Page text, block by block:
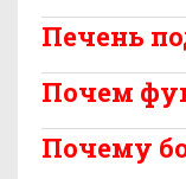
Печень
Почем
Почему